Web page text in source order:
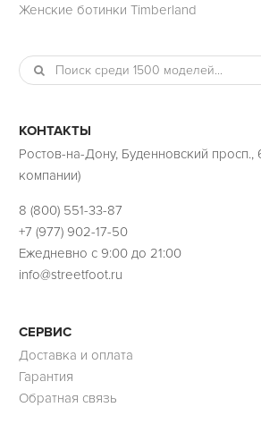
Женские ботинки Timberland
КОНТАКТЫ
Ростов-на-Дону, Буденновский
компании)
8 (800) 551-33-87
+7 (977) 902-17-50
Ежедневно с 9:00 до 21:00
info@streetfoot.ru
СЕРВИС
Доставка и оплата
Гарантия
Обратная связь